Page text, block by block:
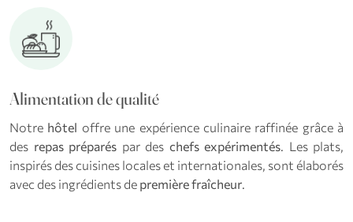
Alimentation de qualité
Notre hôtel offre une expérience culinaire raffinée grâce à
des repas préparés par des chefs expérimentés . Les plats,
inspirés des cuisines locales et internationales, sont élaborés
avec des ingrédients de première fraîcheur